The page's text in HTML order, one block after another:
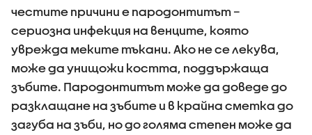
честите причини е пародонтитът –
сериозна инфекция на венците, която
уврежда меките тъкани. Ако не се лекува,
може да унищожи костта, поддържаща
зъбите. Пародонтитът може да доведе до
разклащане на зъбите и в крайна сметка до
загуба на зъби, но до голяма степен може да